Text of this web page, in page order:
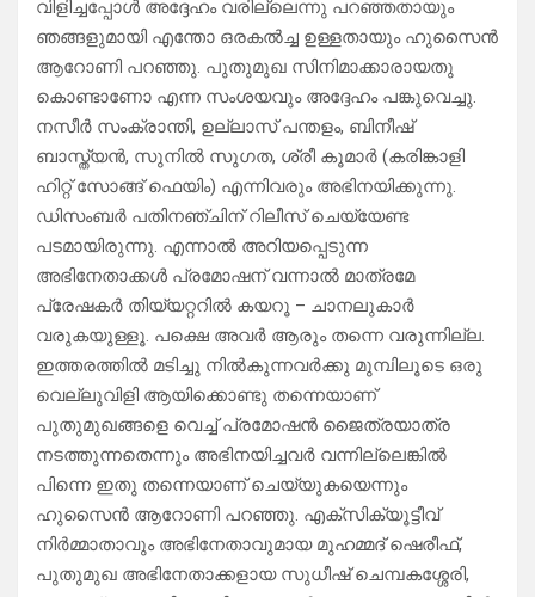
വിളിച്ചപ്പോൾ അദ്ദേഹം വരില്ലെന്നു പറഞ്ഞതായും
ഞങ്ങളുമായി എന്തോ ഒരകൽച്ച ഉള്ളതായും ഹുസൈൻ
ആറോണി പറഞ്ഞു. പുതുമുഖ സിനിമാക്കാരായതു
കൊണ്ടാണോ എന്ന സംശയവും അദ്ദേഹം പങ്കുവെച്ചു.
നസീർ സംക്രാന്തി, ഉല്ലാസ് പന്തളം, ബിനീഷ്
ബാസ്ത്യൻ, സുനിൽ സുഗത, ശ്രീ കൂമാർ (കരിങ്കാളി
ഹിറ്റ് സോങ്ങ് ഫെയിം) എന്നിവരും അഭിനയിക്കുന്നു.
ഡിസംബർ പതിനഞ്ചിന് റിലീസ് ചെയ്യേണ്ട
പടമായിരുന്നു. എന്നാൽ അറിയപ്പെടുന്ന
അഭിനേതാക്കൾ പ്രമോഷന് വന്നാൽ മാത്രമേ
പ്രേഷകർ തിയ്യറ്ററിൽ കയറൂ – ചാനലുകാർ
വരുകയുള്ളൂ. പക്ഷെ അവർ ആരും തന്നെ വരുന്നില്ല.
ഇത്തരത്തിൽ മടിച്ചു നിൽകുന്നവർക്കു മുമ്പിലൂടെ ഒരു
വെല്ലുവിളി ആയിക്കൊണ്ടു തന്നെയാണ്
പുതുമുഖങ്ങളെ വെച്ച് പ്രമോഷൻ ജൈത്രയാത്ര
നടത്തുന്നതെന്നും അഭിനയിച്ചവർ വന്നില്ലെങ്കിൽ
പിന്നെ ഇതു തന്നെയാണ് ചെയ്യുകയെന്നും
ഹുസൈൻ ആറോണി പറഞ്ഞു. എക്സിക്യൂട്ടീവ്
നിർമ്മാതാവും അഭിനേതാവുമായ മുഹമ്മദ് ഷെരീഫ്,
പുതുമുഖ അഭിനേതാക്കളായ സുധീഷ് ചെമ്പകശ്ശേരി,